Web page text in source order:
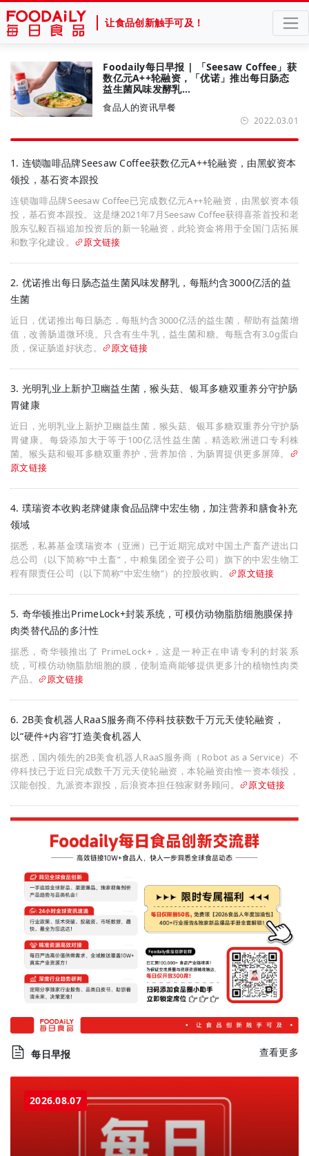
让食品创新触手可及！
Foodaily每日早报 | 「Seesaw Coffee」获
数亿元A++轮融资，「优诺」推出每日肠态
益生菌风味发酵乳…
食品人的资讯早餐
2022.03.01
1. 连锁咖啡品牌Seesaw Coffee获数亿元A++轮融资，由黑蚁资本
领投，基石资本跟投
连锁咖啡品牌Seesaw Coffee已完成数亿元A++轮融资，由黑蚁资本领
投，基石资本跟投。这是继2021年7月Seesaw Coffee获得喜茶首投和老
股东弘毅百福追加投资后的新一轮融资，此轮资金将用于全国门店拓展
和数字化建设。
原文链接
2. 优诺推出每日肠态益生菌风味发酵乳，每瓶约含3000亿活的益
生菌
近日，优诺推出每日肠态，每瓶约含3000亿活的益生菌，帮助有益菌增
值，改善肠道微环境。只含有生牛乳，益生菌和糖。每瓶含有3.0g蛋白
质，保证肠道好状态。
原文链接
3. 光明乳业上新护卫幽益生菌，猴头菇、银耳多糖双重养分守护肠
胃健康
近日，光明乳业上新护卫幽益生菌，猴头菇、银耳多糖双重养分守护肠
胃健康。每袋添加大于等于100亿活性益生菌，精选欧洲进口专利株
菌。猴头菇和银耳多糖双重养护，营养加倍，为肠胃提供更多屏障。
原文链接
4. 璞瑞资本收购老牌健康食品品牌中宏生物，加注营养和膳食补充
领域
据悉，私募基金璞瑞资本（亚洲）已于近期完成对中国土产畜产进出口
总公司（以下简称“中土畜”，中粮集团全资子公司）旗下的中宏生物工
程有限责任公司（以下简称“中宏生物”）的控股收购。
原文链接
5. 奇华顿推出PrimeLock+封装系统，可模仿动物脂肪细胞膜保持
肉类替代品的多汁性
据悉，奇华顿推出了 PrimeLock+，这是一种正在申请专利的封装系
统，可模仿动物脂肪细胞的膜，使制造商能够提供更多汁的植物性肉类
产品。
原文链接
6. 2B美食机器人RaaS服务商不停科技获数千万元天使轮融资，
以“硬件+内容”打造美食机器人
据悉，国内领先的2B美食机器人RaaS服务商（Robot as a Service）不
停科技已于近日完成数千万元天使轮融资，本轮融资由惟一资本领投，
汉能创投、九派资本跟投，后浪资本担任独家财务顾问。
原文链接
每日早报 查看更多
2026.08.07